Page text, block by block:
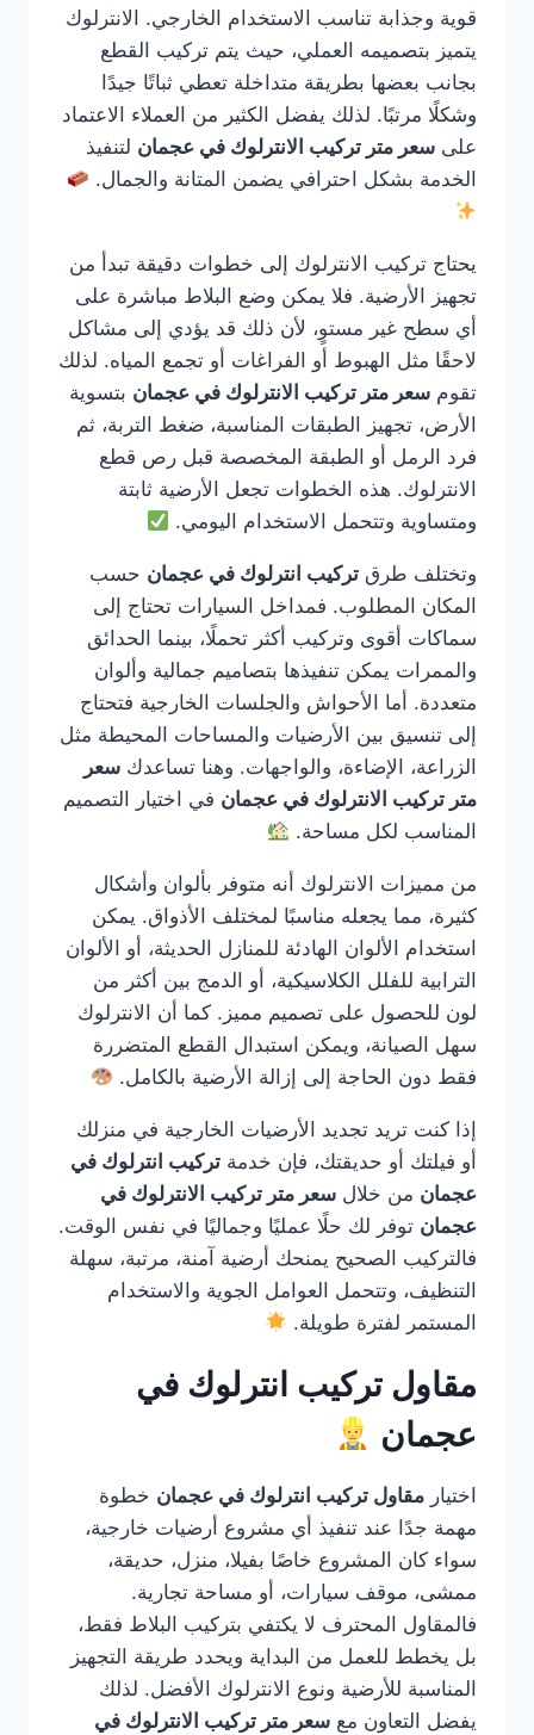
قوية وجذابة تناسب الاستخدام الخارجي. الانترلوك
يتميز بتصميمه العملي، حيث يتم تركيب القطع
بجانب بعضها بطريقة متداخلة تعطي ثباتًا جيدًا
وشكلًا مرتبًا. لذلك يفضل الكثير من العملاء الاعتماد
على سعر متر تركيب الانترلوك في عجمان لتنفيذ
الخدمة بشكل احترافي يضمن المتانة والجمال.
يحتاج تركيب الانترلوك إلى خطوات دقيقة تبدأ من
تجهيز الأرضية. فلا يمكن وضع البلاط مباشرة على
أي سطح غير مستوٍ، لأن ذلك قد يؤدي إلى مشاكل
لاحقًا مثل الهبوط أو الفراغات أو تجمع المياه. لذلك
تقوم سعر متر تركيب الانترلوك في عجمان بتسوية
الأرض، تجهيز الطبقات المناسبة، ضغط التربة، ثم
فرد الرمل أو الطبقة المخصصة قبل رص قطع
الانترلوك. هذه الخطوات تجعل الأرضية ثابتة
ومتساوية وتتحمل الاستخدام اليومي.
وتختلف طرق تركيب انترلوك في عجمان حسب
المكان المطلوب. فمداخل السيارات تحتاج إلى
سماكات أقوى وتركيب أكثر تحملًا، بينما الحدائق
والممرات يمكن تنفيذها بتصاميم جمالية وألوان
متعددة. أما الأحواش والجلسات الخارجية فتحتاج
إلى تنسيق بين الأرضيات والمساحات المحيطة مثل
الزراعة، الإضاءة، والواجهات. وهنا تساعدك سعر
متر تركيب الانترلوك في عجمان في اختيار التصميم
المناسب لكل مساحة.
من مميزات الانترلوك أنه متوفر بألوان وأشكال
كثيرة، مما يجعله مناسبًا لمختلف الأذواق. يمكن
استخدام الألوان الهادئة للمنازل الحديثة، أو الألوان
الترابية للفلل الكلاسيكية، أو الدمج بين أكثر من
لون للحصول على تصميم مميز. كما أن الانترلوك
سهل الصيانة، ويمكن استبدال القطع المتضررة
فقط دون الحاجة إلى إزالة الأرضية بالكامل.
إذا كنت تريد تجديد الأرضيات الخارجية في منزلك
أو فيلتك أو حديقتك، فإن خدمة تركيب انترلوك في
عجمان من خلال سعر متر تركيب الانترلوك في
عجمان توفر لك حلًا عمليًا وجماليًا في نفس الوقت.
فالتركيب الصحيح يمنحك أرضية آمنة، مرتبة، سهلة
التنظيف، وتتحمل العوامل الجوية والاستخدام
المستمر لفترة طويلة.
مقاول تركيب انترلوك في
عجمان
اختيار مقاول تركيب انترلوك في عجمان خطوة
مهمة جدًا عند تنفيذ أي مشروع أرضيات خارجية،
سواء كان المشروع خاصًا بفيلا، منزل، حديقة،
ممشى، موقف سيارات، أو مساحة تجارية.
فالمقاول المحترف لا يكتفي بتركيب البلاط فقط،
بل يخطط للعمل من البداية ويحدد طريقة التجهيز
المناسبة للأرضية ونوع الانترلوك الأفضل. لذلك
يفضل التعاون مع سعر متر تركيب الانترلوك في